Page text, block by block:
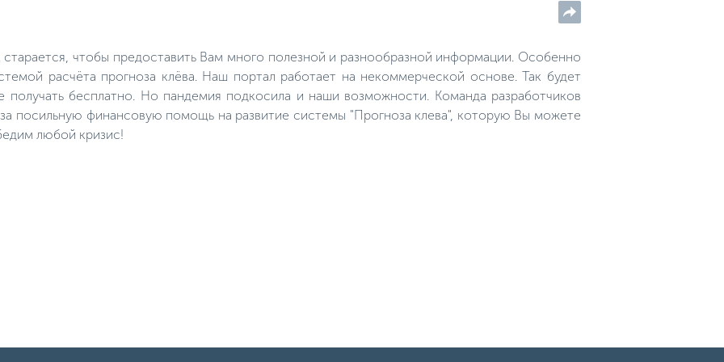
заводи коряжника, где и
необходимо расставлять удочки.
карась не сможет проплыть
мимо заманчивой пищи.
чтобы предоставить Вам много полезной и разнообразной информации. Особенно
расчёта прогноза клёва. Наш портал работает на некоммерческой основе. Так будет
бесплатно. Но пандемия подкосила и наши возможности. Команда разработчиков
посильную финансовую помощь на развитие системы "Прогноза клева", которую Вы можете
любой кризис!